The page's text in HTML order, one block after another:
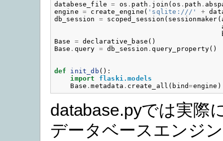
databese_file
= os . path . join (os . path .
engine
= create_engine ( 'sqlite:///' +
db_session
= scoped_session ( sessionmaker (
Base
= declarative_base ()
Base . query = db_session .query_property()
def init_db ():
import
flaski.models
Base .metadata . create_all ( bind=engine )
database.pyでは実際
データベースエンジ